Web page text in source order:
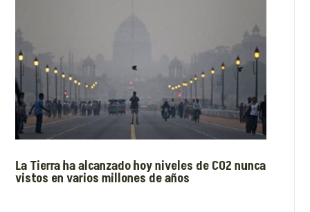
La Tierra ha alcanzado hoy niveles de CO2 nunca
vistos en varios millones de años